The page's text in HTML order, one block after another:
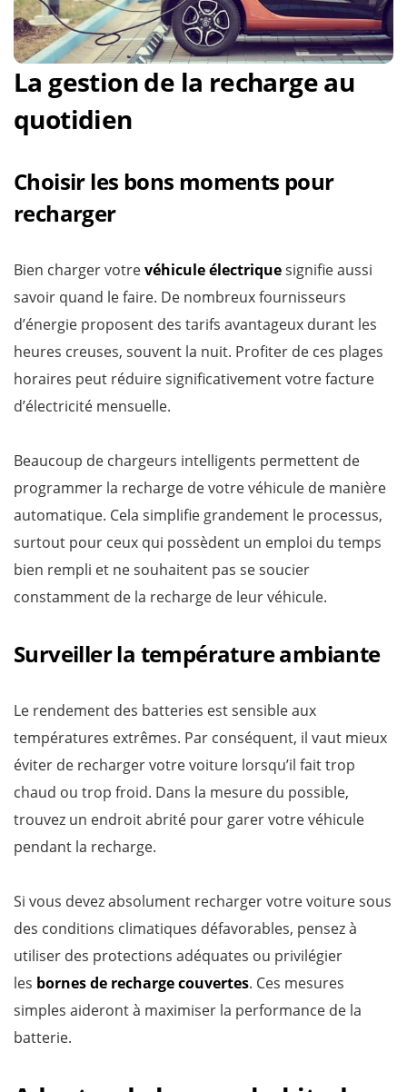
La gestion de la recharge au
quotidien
Choisir les bons moments pour
recharger
Bien charger votrevéhicule électriquesignifie aussi
savoir quand le faire. De nombreux fournisseurs
d’énergie proposent des tarifs avantageux durant les
heures creuses, souvent la nuit. Profiter de ces plages
horaires peut réduire significativement votre facture
d’électricité mensuelle.
Beaucoup de chargeurs intelligents permettent de
programmer la recharge de votre véhicule de manière
automatique. Cela simplifie grandement le processus,
surtout pour ceux qui possèdent un emploi du temps
bien rempli et ne souhaitent pas se soucier
constamment de la recharge de leur véhicule.
Surveiller la température ambiante
Le rendement des batteries est sensible aux
températures extrêmes. Par conséquent, il vaut mieux
éviter de recharger votre voiture lorsqu’il fait trop
chaud ou trop froid. Dans la mesure du possible,
trouvez un endroit abrité pour garer votre véhicule
pendant la recharge.
Si vous devez absolument recharger votre voiture sous
des conditions climatiques défavorables, pensez à
utiliser des protections adéquates ou privilégier
les bornes de recharge couvertes. Ces mesures
simples aideront à maximiser la performance de la
batterie.